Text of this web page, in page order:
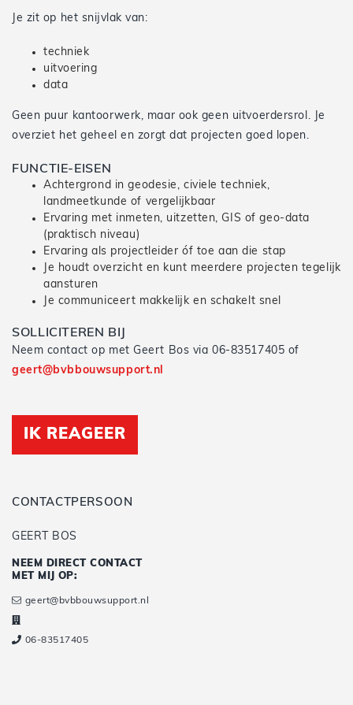
Je zit op het snijvlak van:
techniek
uitvoering
data
Geen puur kantoorwerk, maar ook geen uitvoerdersrol. Je
overziet het geheel en zorgt dat projecten goed lopen.
FUNCTIE-EISEN
Achtergrond in geodesie, civiele techniek,
landmeetkunde of vergelijkbaar
Ervaring met inmeten, uitzetten, GIS of geo-data
(praktisch niveau)
Ervaring als projectleider óf toe aan die stap
Je houdt overzicht en kunt meerdere projecten tegelijk
aansturen
Je communiceert makkelijk en schakelt snel
SOLLICITEREN BIJ
Neem contact op met Geert Bos via 06-83517405 of
geert@bvbbouwsupport.nl
IK REAGEER
CONTACTPERSOON
GEERT BOS
NEEM DIRECT CONTACT
MET MIJ OP:
geert@bvbbouwsupport.nl
06-83517405